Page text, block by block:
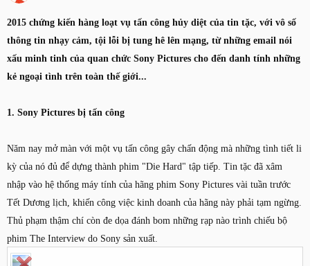
2015 chứng kiến hàng loạt vụ tấn công hủy diệt của tin tặc, với vô số
thông tin nhạy cảm, tội lỗi bị tung hê lên mạng, từ những email nói
xấu minh tinh của quan chức Sony Pictures cho đến danh tính những
kẻ ngoại tình trên toàn thế giới...
1. Sony Pictures bị tấn công
Năm nay mở màn với một vụ tấn công gây chấn động mà những tình tiết li
kỳ của nó đủ để dựng thành phim "Die Hard" tập tiếp. Tin tặc đã xâm
nhập vào hệ thống máy tính của hãng phim Sony Pictures vài tuần trước
Tết Dương lịch, khiến công việc kinh doanh của hãng này phải tạm ngừng.
Thủ phạm thậm chí còn đe dọa đánh bom những rạp nào trình chiếu bộ
phim The Interview do Sony sản xuất.